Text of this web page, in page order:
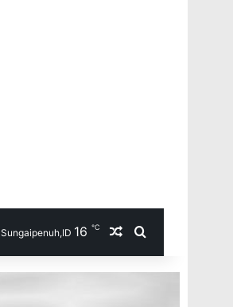
Sungaipenuh,ID 16 ℃ Random Article
Search for